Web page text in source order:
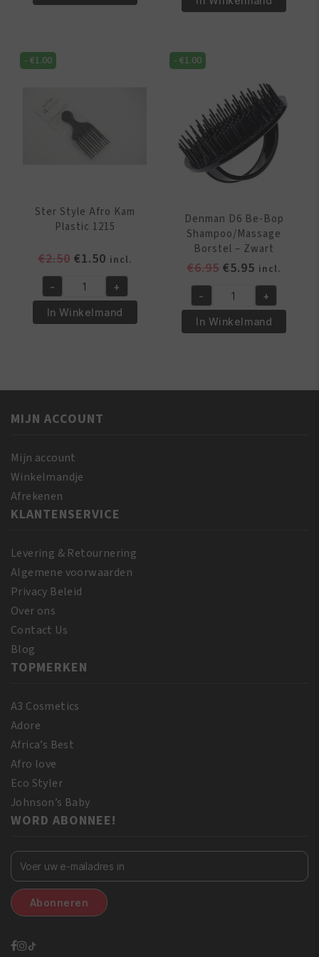
Hair
1oz
Edge
100
Pieces
-€1.00
Ster Style Afro Kam
Plastic 1215
€2.50 Oorspronkelijke
was:
€2.50.
€1.50Huidige
prijs
is:
€1.50.
incl.
Ster
Style
Afro
- +
In Winkelmand
-€1.00
Denman D6 Be-Bop
Shampoo/Massage
Borstel – Zwart
€6.95
was:
€6.95.
€5.95 Huidige
prijs
is:
€5.95.
incl.
Denman
D6
Be-
Borstel
- +
In Winkelmand
MIJN ACCOUNT
Mijn account
Winkelmandje
Afrekenen
KLANTENSERVICE
Levering & Retournering
Algemene voorwaarden
Privacy Beleid
Over ons
Contact Us
Blog
TOPMERKEN
A3 Cosmetics
Adore
Africa’s Best
Afro love
Eco Styler
Johnson’s Baby
WORD ABONNEE!